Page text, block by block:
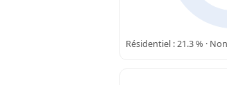
Résidentiel : 21.3 % ·